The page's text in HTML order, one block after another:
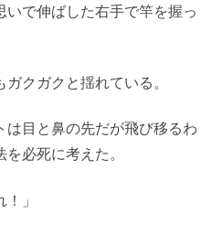
で伸ばした右手で竿を握っ
クガクと揺れている。
は目と鼻の先だが飛び移るわ
必死に考えた。
」